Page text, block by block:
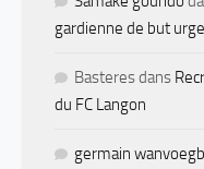
gardienne de but
Basteresdans
du FC Langon
germain